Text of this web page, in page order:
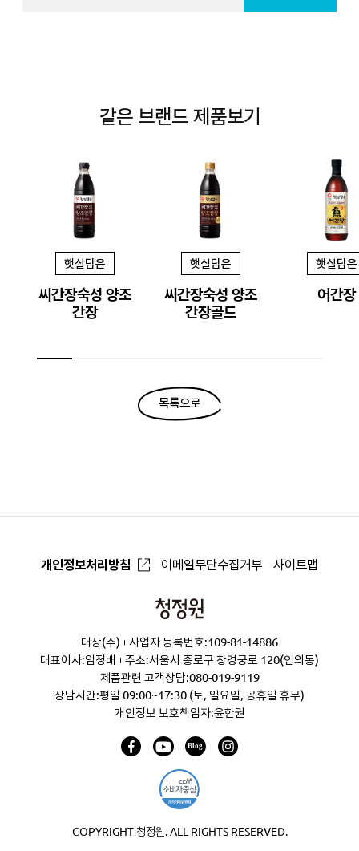
같은 브랜드 제품보기
햇살담은
씨간장숙성 양조
간장
햇살담은
씨간장숙성 양조
간장골드
햇살담은
어간장
목록으로
개인정보처리방침 이메일무단수집거부 사이트맵
청
원
대상(주)
사업자 등록번호:109-81-14886
대표이사:임정배
주소:서울시 종로구 창경궁로 120(인의동)
제품관련 고객상담:080-019-9119
상담시간:평일 09:00~17:30 (토, 일요일, 공휴일 휴무)
개인정보 보호책임자:윤한권
COPYRIGHT 청정원. ALL RIGHTS RESERVED.